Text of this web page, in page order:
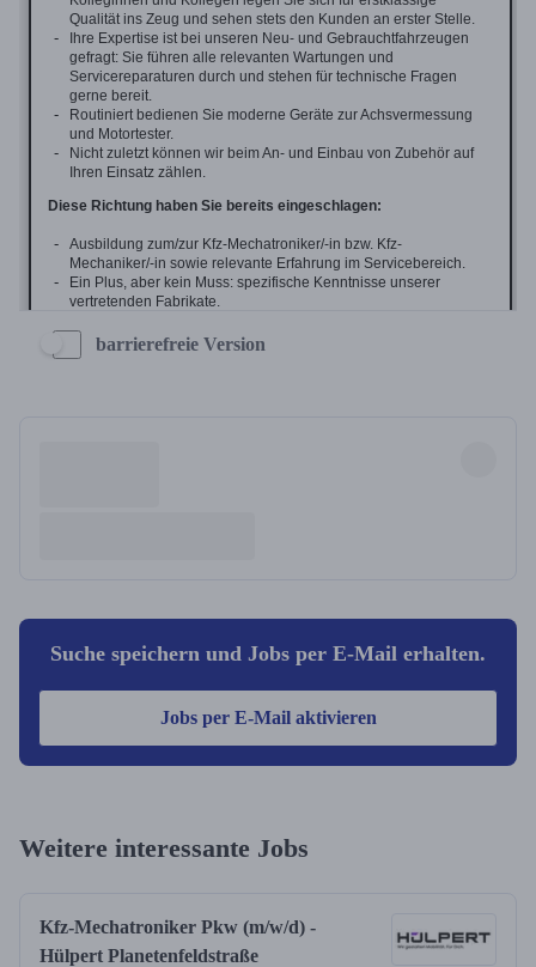
barrierefreie Version
Suche speichern und Jobs per E-Mail erhalten.
Jobs per E-Mail aktivieren
Weitere interessante Jobs
Kfz-Mechatroniker Pkw (m/w/d) -
Hülpert Planetenfeldstraße